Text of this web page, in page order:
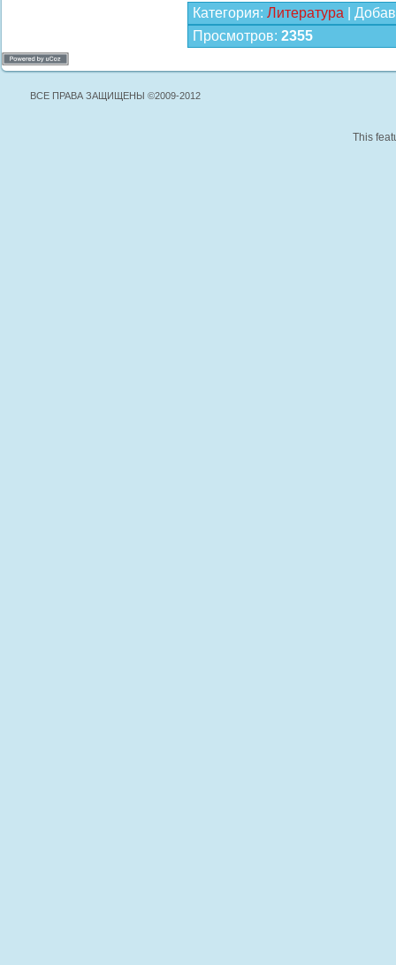
Категория: Литература
Просмотров: 2355
ВСЕ ПРАВА ЗАЩИЩЕНЫ ©2009-2012
This